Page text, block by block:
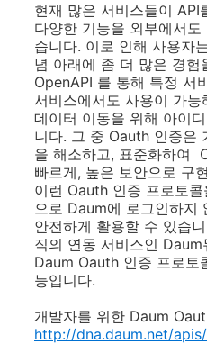
현재 많은 서비스들이 API
다양한 기능을 외부에서
습니다. 이로 인해 사용자
념 아래에 좀 더 많은 경
OpenAPI 를 통해 특정 서
서비스에서도 사용이 가
데이터 이동을 위해 아이
니다. 그 중 Oauth 인증은
을 해소하고, 표준화하여
빠르게, 높은 보안으로 구
이런 Oauth 인증 프로토
으로 Daum에 로그인하지
안전하게 활용할 수 있습
직의 연동 서비스인
Daum Oauth 인증 프로토
능입니다.
개발자를 위한 Daum
http://dna.daum.net/